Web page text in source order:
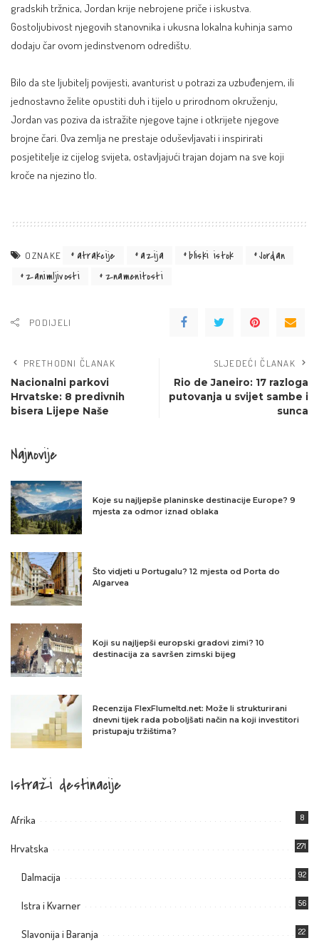
gradskih tržnica, Jordan krije nebrojene priče i iskustva.
Gostoljubivost njegovih stanovnika i ukusna lokalna kuhinja samo
dodaju čar ovom jedinstvenom odredištu.
Bilo da ste ljubitelj povijesti, avanturist u potrazi za uzbuđenjem, ili
jednostavno želite opustiti duh i tijelo u prirodnom okruženju,
Jordan vas poziva da istražite njegove tajne i otkrijete njegove
brojne čari. Ova zemlja ne prestaje oduševljavati i inspirirati
posjetitelje iz cijelog svijeta, ostavljajući trajan dojam na sve koji
kroče na njezino tlo.
OZNAKE atrakcije azija bliski istok
Jordan
zanimljivosti
znamenitosti
PODIJELI
PRETHODNI ČLANAK
Nacionalni parkovi
Hrvatske: 8 predivnih
bisera Lijepe Naše
SLJEDEĆI ČLANAK
Rio de Janeiro: 17 razloga
putovanja u svijet sambe i
sunca
Najnovije
Koje su najljepše planinske destinacije Europe? 9
mjesta za odmor iznad oblaka
Što vidjeti u Portugalu? 12 mjesta od Porta do
Algarvea
Koji su najljepši europski gradovi zimi? 10
destinacija za savršen zimski bijeg
Recenzija FlexFlumeltd.net: Može li strukturirani
dnevni tijek rada poboljšati način na koji investitori
pristupaju tržištima?
Istraži destinacije
Afrika 8
Hrvatska 271
Dalmacija 92
Istra i Kvarner 56
Slavonija i Baranja 22